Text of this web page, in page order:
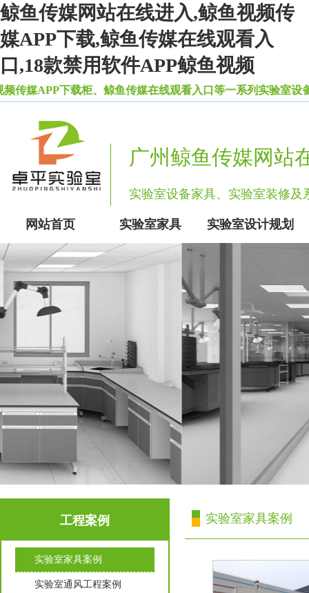
鲸鱼传媒网站在线进入,鲸鱼视频传
媒APP下载,鲸鱼传媒在线观看入
口,18款禁用软件APP鲸鱼视频
APP下载柜、鲸鱼传媒在线观看入口等一系列实验室设备家
广州鲸鱼传媒网站
实验室设备家具、实验室装修
网站首页 实验室家具 实验室设计规划
工程案例
实验室家具案例
实验室通风工程案例
实验室家具案例